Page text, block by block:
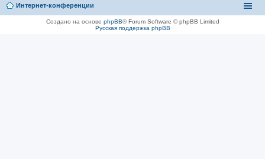
Интернет-конференции
Создано на основе phpBB® Forum Software © phpBB Limited
Русская поддержка phpBB